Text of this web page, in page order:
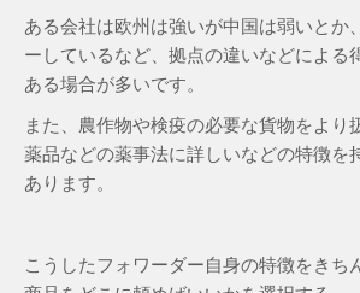
ある会社は欧州は強いが中国は弱いとか
ーしているなど、拠点の違いなどによる
ある場合が多いです。
また、農作物や検疫の必要な貨物をより
薬品などの薬事法に詳しいなどの特徴を
あります。
こうしたフォワーダー自身の特徴をきち